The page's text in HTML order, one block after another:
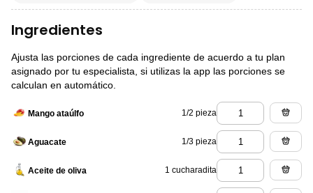
Ingredientes
Ajusta las porciones de cada ingrediente de acuerdo a tu plan
asignado por tu especialista, si utilizas la app las porciones se
calculan en automático.
Mango ataúlfo 1/2 pieza
Aguacate 1/3 pieza
Aceite de oliva 1 cucharadita